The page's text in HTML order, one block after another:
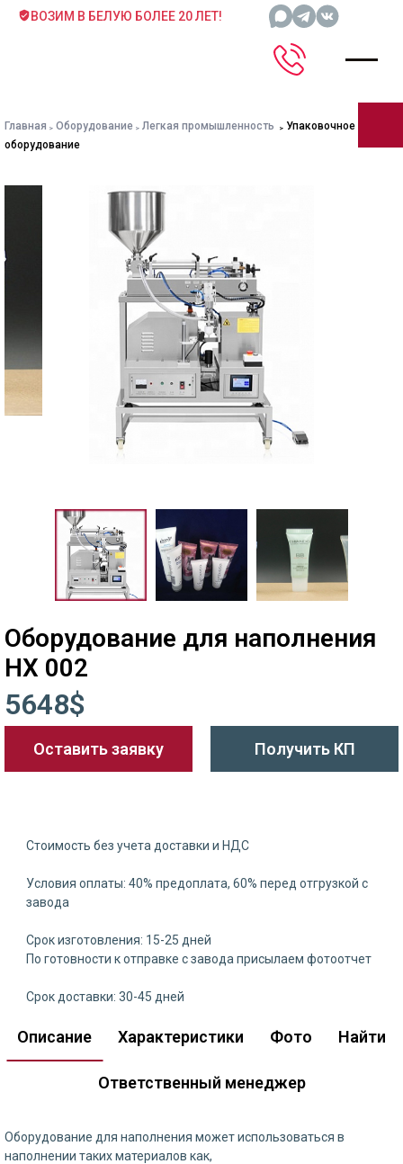
ВОЗИМ В БЕЛУЮ БОЛЕЕ 20 ЛЕТ!
Главная Оборудование Легкая промышленность
Упаковочное
оборудование
Оборудование для наполнения
HX 002
5648$
Оставить заявку Получить КП
Стоимость без учета доставки и НДС
Условия оплаты: 40% предоплата, 60% перед отгрузкой с
завода
Срок изготовления: 15-25 дней
По готовности к отправке с завода присылаем фотоотчет
Срок доставки: 30-45 дней
Описание Характеристики Фото Найти
Ответственный менеджер
Оборудование для наполнения может использоваться в
наполнении таких материалов как,